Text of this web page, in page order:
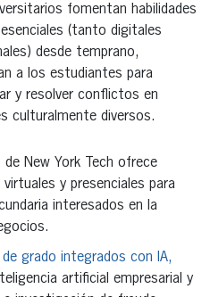
fomentan habilidades
(tanto digitales
desde temprano,
a los estudiantes para
y resolver conflictos en
culturalmente diversos.
New York Tech ofrece
y presenciales para
interesados en la
grado integrados con IA,
artificial empresarial y